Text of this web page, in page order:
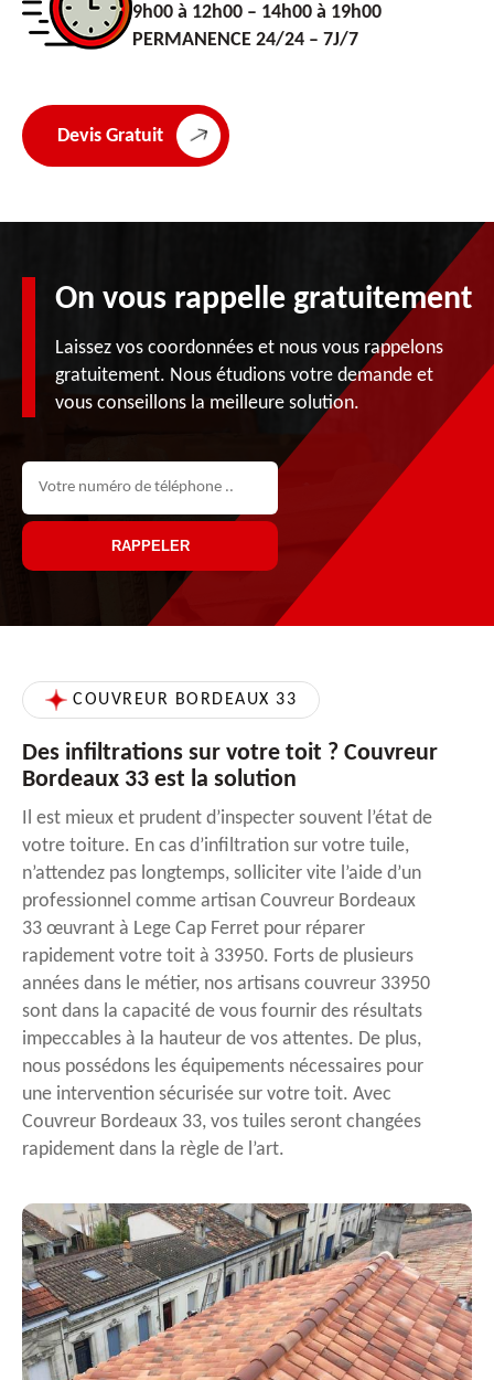
9h00 à 12h00 – 14h00 à 19h00
PERMANENCE 24/24 – 7J/7
Devis Gratuit
On vous rappelle gratuitement
Laissez vos coordonnées et nous vous rappelons
gratuitement. Nous étudions votre demande et
vous conseillons la meilleure solution.
COUVREUR BORDEAUX 33
Des infiltrations sur votre toit ? Couvreur
Bordeaux 33 est la solution
Il est mieux et prudent d’inspecter souvent l’état de
votre toiture. En cas d’infiltration sur votre tuile,
n’attendez pas longtemps, solliciter vite l’aide d’un
professionnel comme artisan Couvreur Bordeaux
33 œuvrant à Lege Cap Ferret pour réparer
rapidement votre toit à 33950. Forts de plusieurs
années dans le métier, nos artisans couvreur 33950
sont dans la capacité de vous fournir des résultats
impeccables à la hauteur de vos attentes. De plus,
nous possédons les équipements nécessaires pour
une intervention sécurisée sur votre toit. Avec
Couvreur Bordeaux 33, vos tuiles seront changées
rapidement dans la règle de l’art.